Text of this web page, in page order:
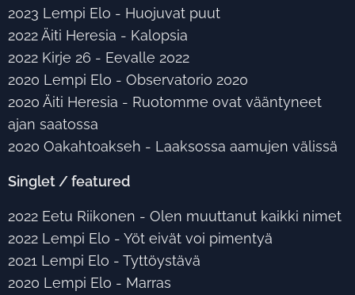
2023 Lempi Elo - Huojuvat puut
2022 Äiti Heresia - Kalopsia
2022 Kirje 26 - Eevalle 2022
2020 Lempi Elo - Observatorio 2020
2020 Äiti Heresia - Ruotomme ovat vääntyneet
ajan saatossa
2020 Oakahtoakseh - Laaksossa aamujen välissä
Singlet / featured
2022 Eetu Riikonen - Olen muuttanut kaikki nimet
2022 Lempi Elo - Yöt eivät voi pimentyä
2021 Lempi Elo - Tyttöystävä
2020 Lempi Elo - Marras